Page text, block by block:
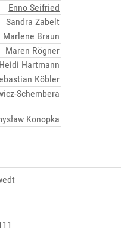
Enno Seifried
Sandra Zabelt
Marlene Braun
Maren Rögner
Heidi Hartmann
Köbler
Schembera
Konopka